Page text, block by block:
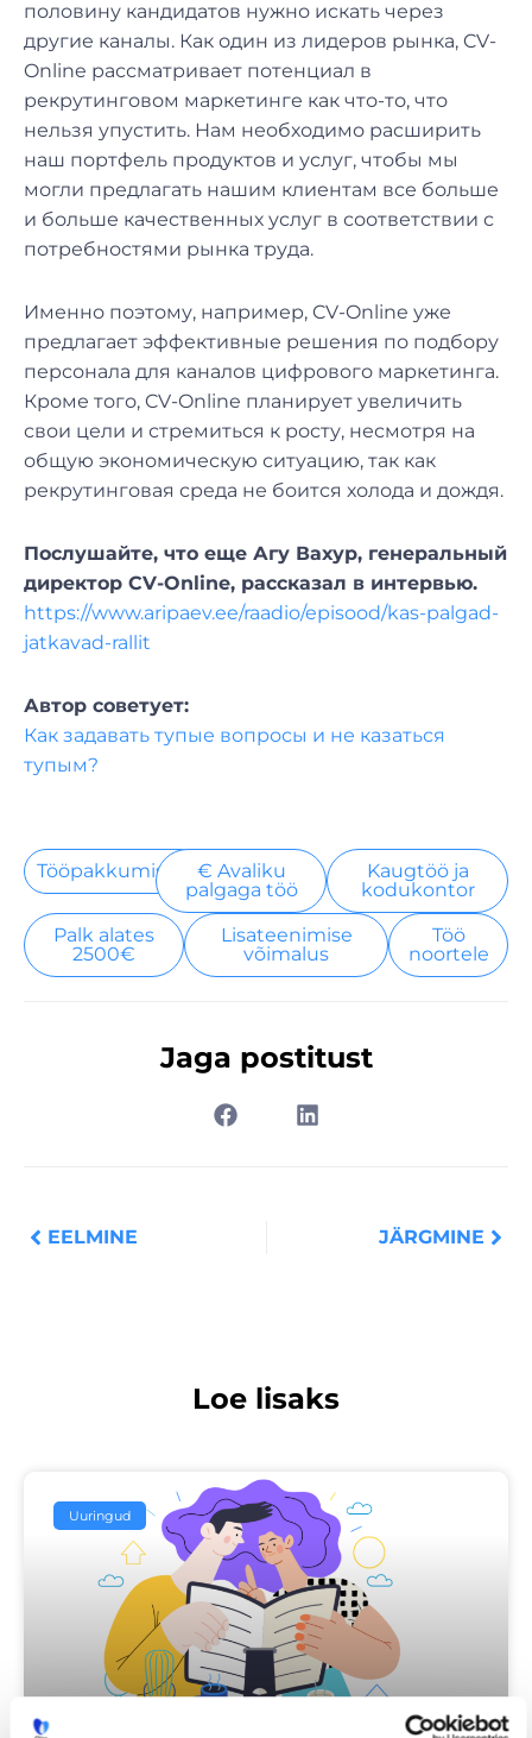
половину кандидатов нужно искать через
другие каналы. Как один из лидеров рынка, CV-
Online рассматривает потенциал в
рекрутинговом маркетинге как что-то, что
нельзя упустить. Нам необходимо расширить
наш портфель продуктов и услуг, чтобы мы
могли предлагать нашим клиентам все больше
и больше качественных услуг в соответствии с
потребностями рынка труда.
Именно поэтому, например, CV-Online уже
предлагает эффективные решения по подбору
персонала для каналов цифрового маркетинга.
Кроме того, CV-Online планирует увеличить
свои цели и стремиться к росту, несмотря на
общую экономическую ситуацию, так как
рекрутинговая среда не боится холода и дождя.
Послушайте, что еще Агу Вахур, генеральный
директор CV-Online, рассказал в интервью.
https://www.aripaev.ee/raadio/episood/kas-palgad-
jatkavad-rallit
Автор советует:
Как задавать тупые вопросы и не казаться
тупым?
Tööpakkumised
€ Avaliku
palgaga töö
Kaugtöö ja
kodukontor
Palk alates
2500€
Lisateenimise
võimalus
Töö
noortele
Jaga postitust
EELMINE JÄRGMINE
Loe lisaks
Uuringud